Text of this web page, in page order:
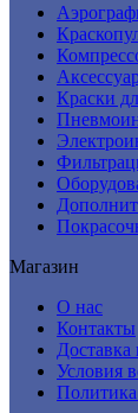
Краски
Магазин
О нас
Контакты
Доставка
Условия